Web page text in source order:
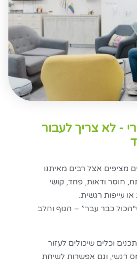
- לא צריך לעבור
מציפים אצל רבים מאיתנו
חוסר ודאות, פחד, קושי
עייפות רגשית.
כבר עבר” – הגוף והלב
וכלים שיכולים לעזור
רגשי, וגם אפשרות לשיחת